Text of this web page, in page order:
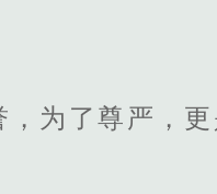
为了尊严，